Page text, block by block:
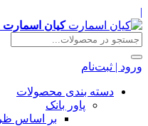
|
کیان اسمارت
ورود | ثبت‌نام
دسته بندی محصولات
پاور بانک
بر اساس